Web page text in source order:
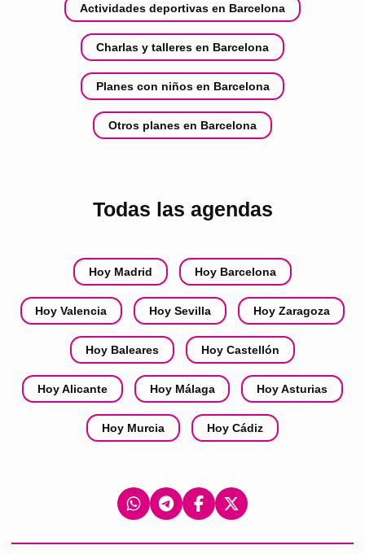
Actividades deportivas en Barcelona
Charlas y talleres en Barcelona
Planes con niños en Barcelona
Otros planes en Barcelona
Todas las agendas
Hoy Madrid Hoy Barcelona
Hoy Valencia Hoy Sevilla Hoy Zaragoza
Hoy Baleares Hoy Castellón
Hoy Alicante Hoy Málaga Hoy Asturias
Hoy Murcia Hoy Cádiz